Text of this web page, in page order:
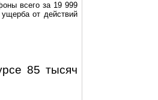
всего за 19 999
от действий
85 тысяч